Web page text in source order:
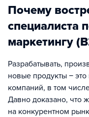
Почему
специалиста
маркетингу
Разрабатывать,
новые продукты −
компаний, в том
Давно доказано, что
на конкурентном